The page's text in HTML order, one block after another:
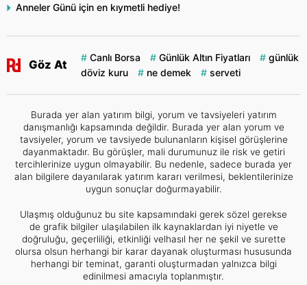
Anneler Günü için en kıymetli hediye!
Göz At
Canlı Borsa Günlük Altın Fiyatları
günlük
döviz kuru
ne demek serveti
Burada yer alan yatırım bilgi, yorum ve tavsiyeleri yatırım
danışmanlığı kapsamında değildir. Burada yer alan yorum ve
tavsiyeler, yorum ve tavsiyede bulunanların kişisel görüşlerine
dayanmaktadır. Bu görüşler, mali durumunuz ile risk ve getiri
tercihlerinize uygun olmayabilir. Bu nedenle, sadece burada yer
alan bilgilere dayanılarak yatırım kararı verilmesi, beklentilerinize
uygun sonuçlar doğurmayabilir.
Ulaşmış olduğunuz bu site kapsamındaki gerek sözel gerekse
de grafik bilgiler ulaşılabilen ilk kaynaklardan iyi niyetle ve
doğruluğu, geçerliliği, etkinliği velhasıl her ne şekil ve surette
olursa olsun herhangi bir karar dayanak oluşturması hususunda
herhangi bir teminat, garanti oluşturmadan yalnızca bilgi
edinilmesi amacıyla toplanmıştır.